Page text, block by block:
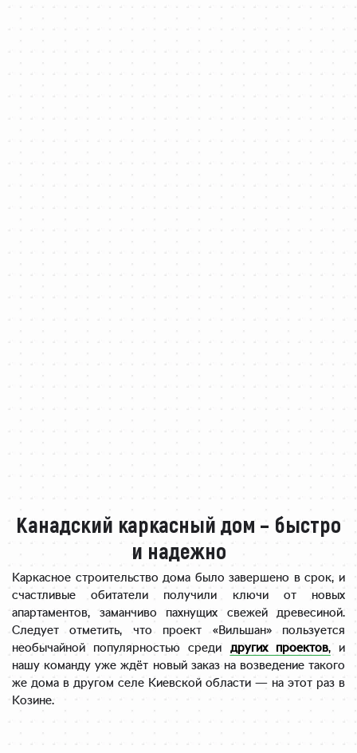
Канадский каркасный дом – быстро
и надежно
Каркасное строительство дома было завершено в срок, и
счастливые обитатели получили ключи от новых
апартаментов, заманчиво пахнущих свежей древесиной.
Следует отметить, что проект «Вильшан» пользуется
необычайной популярностью среди других проектов,и
нашу команду уже ждёт новый заказ на возведение такого
же дома в другом селе Киевской области — на этот раз в
Козине.